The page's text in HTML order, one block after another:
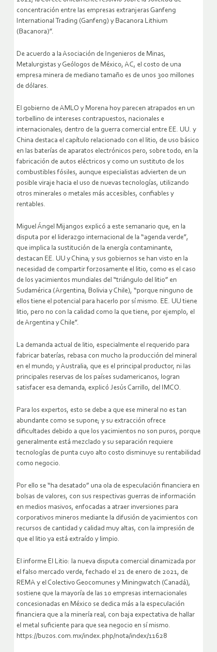
concentración entre las empresas extranjeras Ganfeng
International Trading (Ganfeng) y Bacanora Lithium
(Bacanora)”.
De acuerdo a la Asociación de Ingenieros de Minas,
Metalurgistas y Geólogos de México, AC, el costo de una
empresa minera de mediano tamaño es de unos 300 millones
de dólares.
El gobierno de AMLO y Morena hoy parecen atrapados en un
torbellino de intereses contrapuestos, nacionales e
internacionales; dentro de la guerra comercial entre EE. UU. y
China destaca el capítulo relacionado con el litio, de uso básico
en las baterías de aparatos electrónicos pero, sobre todo, en la
fabricación de autos eléctricos y como un sustituto de los
combustibles fósiles, aunque especialistas advierten de un
posible viraje hacia el uso de nuevas tecnologías, utilizando
otros minerales o metales más accesibles, confiables y
rentables.
Miguel Ángel Mijangos explicó a este semanario que, en la
disputa por el liderazgo internacional de la “agenda verde”,
que implica la sustitución de la energía contaminante,
destacan EE. UU y China; y sus gobiernos se han visto en la
necesidad de compartir forzosamente el litio, como es el caso
de los yacimientos mundiales del “triángulo del litio” en
Sudamérica (Argentina, Bolivia y Chile), “porque ninguno de
ellos tiene el potencial para hacerlo por sí mismo. EE. UU tiene
litio, pero no con la calidad como la que tiene, por ejemplo, el
de Argentina y Chile”.
La demanda actual de litio, especialmente el requerido para
fabricar baterías, rebasa con mucho la producción del mineral
en el mundo; y Australia, que es el principal productor, ni las
principales reservas de los países sudamericanos, logran
satisfacer esa demanda, explicó Jesús Carrillo, del IMCO.
Para los expertos, esto se debe a que ese mineral no es tan
abundante como se supone; y su extracción ofrece
dificultades debido a que los yacimientos no son puros, porque
generalmente está mezclado y su separación requiere
tecnologías de punta cuyo alto costo disminuye su rentabilidad
como negocio.
Por ello se “ha desatado” una ola de especulación financiera en
bolsas de valores, con sus respectivas guerras de información
en medios masivos, enfocadas a atraer inversiones para
corporativos mineros mediante la difusión de yacimientos con
recursos de cantidad y calidad muy altas, con la impresión de
que el litio ya está extraído y limpio.
El informe El Litio: la nueva disputa comercial dinamizada por
el falso mercado verde, fechado el 21 de enero de 2021, de
REMA y el Colectivo Geocomunes y Miningwatch (Canadá),
sostiene que la mayoría de las 10 empresas internacionales
concesionadas en México se dedica más a la especulación
financiera que a la minería real, con baja expectativa de hallar
el metal suficiente para que sea negocio en sí mismo.
https://buzos.com.mx/index.php/nota/index/11628